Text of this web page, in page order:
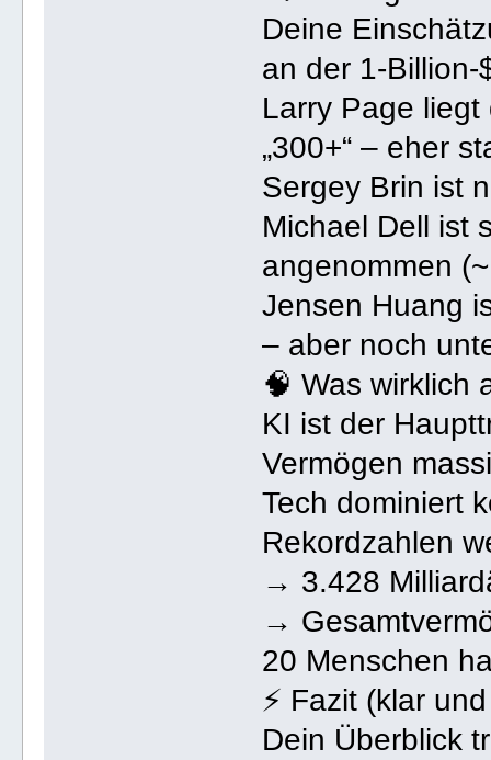
Deine
an der 1-Billion-
Larry Page
„300+“ – eher
Sergey Brin ist
Michael Dell ist
angenommen
Jensen Huang
– aber noch
🧠 Was wirklich
KI ist der
Vermögen
Tech dominiert
Rekordzahlen
→ 3.428
→
20 Menschen
⚡ Fazit (klar
Dein Überblick